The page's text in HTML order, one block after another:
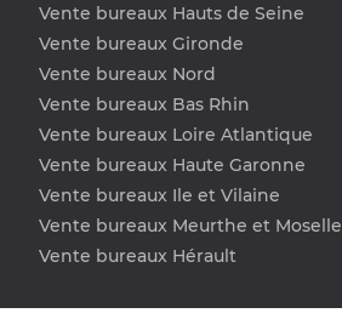
Vente bureaux Hauts de Seine
Vente bureaux Gironde
Vente bureaux Nord
Vente bureaux Bas Rhin
Vente bureaux Loire Atlantique
Vente bureaux Haute Garonne
Vente bureaux Ile et Vilaine
Vente bureaux Meurthe et Moselle
Vente bureaux Hérault